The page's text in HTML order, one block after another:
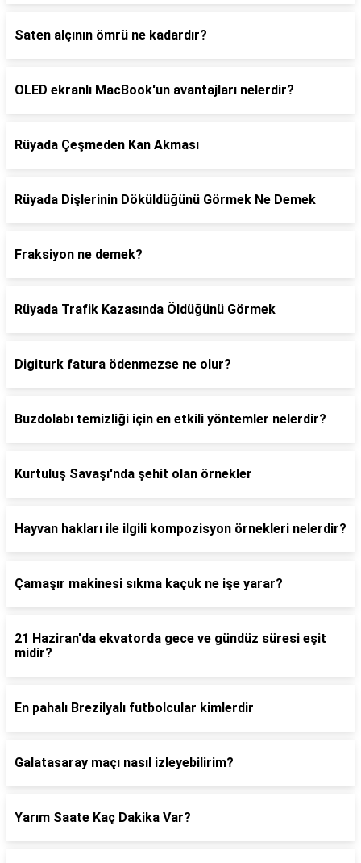
Saten alçının ömrü ne kadardır?
OLED ekranlı MacBook'un avantajları nelerdir?
Rüyada Çeşmeden Kan Akması
Rüyada Dişlerinin Döküldüğünü Görmek Ne Demek
Fraksiyon ne demek?
Rüyada Trafik Kazasında Öldüğünü Görmek
Digiturk fatura ödenmezse ne olur?
Buzdolabı temizliği için en etkili yöntemler nelerdir?
Kurtuluş Savaşı'nda şehit olan örnekler
Hayvan hakları ile ilgili kompozisyon örnekleri nelerdir?
Çamaşır makinesi sıkma kaçuk ne işe yarar?
21 Haziran'da ekvatorda gece ve gündüz süresi eşit
midir?
En pahalı Brezilyalı futbolcular kimlerdir
Galatasaray maçı nasıl izleyebilirim?
Yarım Saate Kaç Dakika Var?